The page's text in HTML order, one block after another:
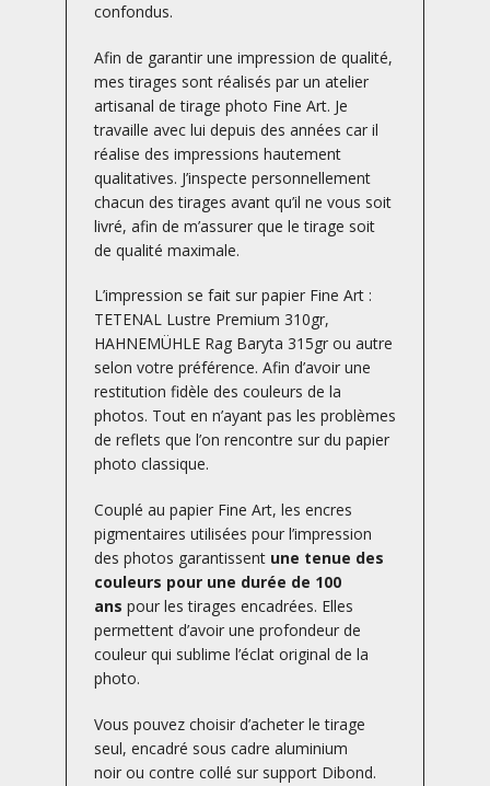
confondus.
Afin de garantir une impression de qualité,
mes tirages sont réalisés par un atelier
artisanal de tirage photo Fine Art. Je
travaille avec lui depuis des années car il
réalise des impressions hautement
qualitatives. J’inspecte personnellement
chacun des tirages avant qu’il ne vous soit
livré, afin de m’assurer que le tirage soit
de qualité maximale.
L’impression se fait sur papier Fine Art :
TETENAL Lustre Premium 310gr,
HAHNEMÜHLE Rag Baryta 315gr ou autre
selon votre préférence. Afin d’avoir une
restitution fidèle des couleurs de la
photos. Tout en n’ayant pas les problèmes
de reflets que l’on rencontre sur du papier
photo classique.
Couplé au papier Fine Art, les encres
pigmentaires utilisées pour l’impression
des photos garantissent une tenue des
couleurs pour une durée de 100
ans pour les tirages encadrées. Elles
permettent d’avoir une profondeur de
couleur qui sublime l’éclat original de la
photo.
Vous pouvez choisir d’acheter le tirage
seul, encadré sous cadre aluminium
noir ou contre collé sur support Dibond.